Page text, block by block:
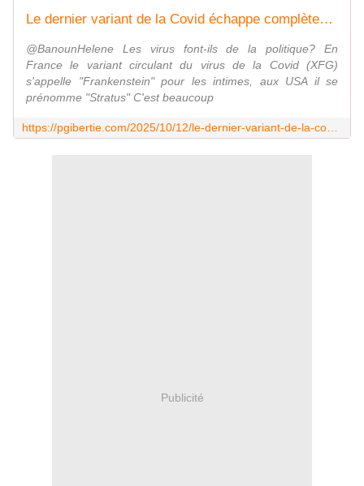
Le dernier variant de la Covid échappe complètement aux anti corps des injections ARNm
@BanounHelene Les virus font-ils de la politique? En
France le variant circulant du virus de la Covid (XFG)
s'appelle "Frankenstein" pour les intimes, aux USA il se
prénomme "Stratus" C'est beaucoup
Publicité